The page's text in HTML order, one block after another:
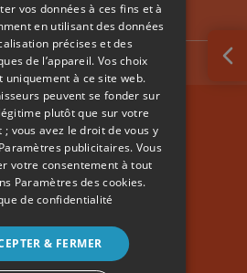
la diversité
vos données à ces fins et à
en utilisant des données
précises et des
de l’appareil. Vos choix
uniquement à ce site web.
peuvent se fonder sur
plutôt que sur votre
; vous avez le droit de vous y
Paramètres publicitaires. Vous
votre consentement à tout
Paramètres des cookies.
de confidentialité
& FERMER